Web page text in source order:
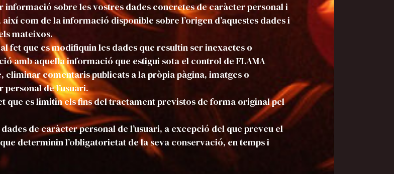
informació sobre les vostres dades concretes de caràcter personal i
com de la informació disponible sobre l’origen d’aquestes dades i
mateixos.
fet que es modifiquin les dades que resultin ser inexactes o
amb aquella informació que estigui sota el control de FLAMA
eliminar comentaris publicats a la pròpia pàgina, imatges o
de l’usuari.
que es limitin els fins del tractament previstos de forma original pel
de caràcter personal de l’usuari, a excepció del que preveu el
determinin l’obligatorietat de la seva conservació, en temps i